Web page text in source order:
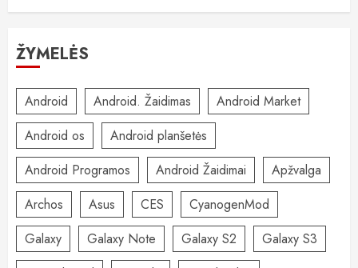
ŽYMELĖS
Android Android. Žaidimas
Android Market
Android os
Android planšetės
Android Programos
Android Žaidimai
Apžvalga
Archos
Asus CES
CyanogenMod
Galaxy
Galaxy Note Galaxy S2
Galaxy S3